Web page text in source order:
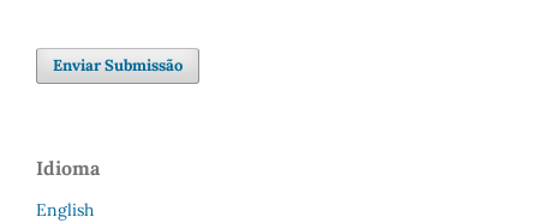
Enviar Submissão
Idioma
English